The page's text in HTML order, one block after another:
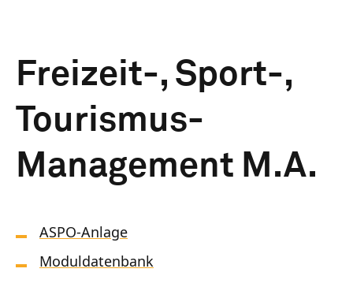
Freizeit-, Sport-,
Tourismus-
Management M.A.
ASPO-Anlage
Moduldatenbank